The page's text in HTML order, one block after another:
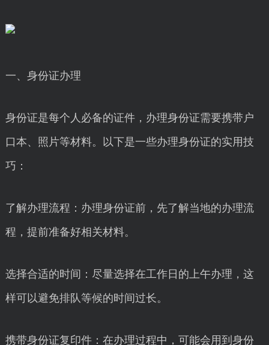
一、身份证办理
身份证是每个人必备的证件，办理身份证需要携带户
口本、照片等材料。以下是一些办理身份证的实用技
巧：
了解办理流程：办理身份证前，先了解当地的办理流
程，提前准备好相关材料。
选择合适的时间：尽量选择在工作日的上午办理，这
样可以避免排队等候的时间过长。
携带身份证复印件：在办理过程中，可能会用到身份